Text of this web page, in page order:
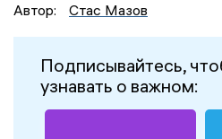
Автор:
Стас Мазов
Подписывайтесь,
узнавать о важном: